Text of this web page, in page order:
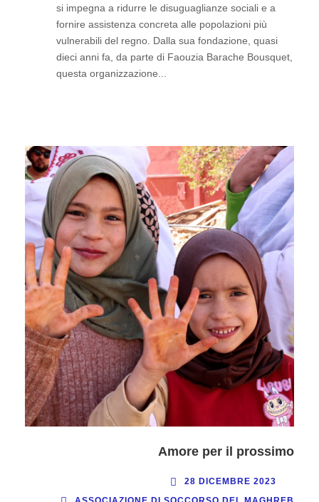
si impegna a ridurre le disuguaglianze sociali e a
fornire assistenza concreta alle popolazioni più
vulnerabili del regno. Dalla sua fondazione, quasi
dieci anni fa, da parte di Faouzia Barache Bousquet,
questa organizzazione...
Amore per il prossimo
28 DICEMBRE 2023